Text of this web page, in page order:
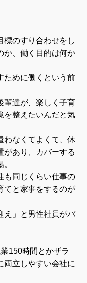
標のすり合わせをし
か、働く目的は何か
ために働くという前
輩達が、楽しく子育
を整えたいんだと気
わなくてよくて、休
があり、カバーする
も同じくらい仕事の
てと家事をするのが
え」と男性社員がバ
150時間とかザラ
両立しやすい会社に